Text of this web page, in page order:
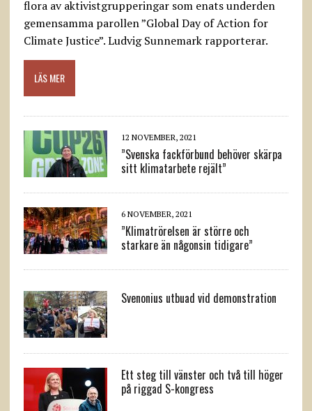
flora av aktivistgrupperingar som enats underden
gemensamma parollen ”Global Day of Action for
Climate Justice”. Ludvig Sunnemark rapporterar.
LÄS MER
12 NOVEMBER, 2021
”Svenska fackförbund behöver skärpa
sitt klimatarbete rejält”
6 NOVEMBER, 2021
”Klimatrörelsen är större och
starkare än någonsin tidigare”
Svenonius utbuad vid demonstration
Ett steg till vänster och två till höger
på riggad S-kongress